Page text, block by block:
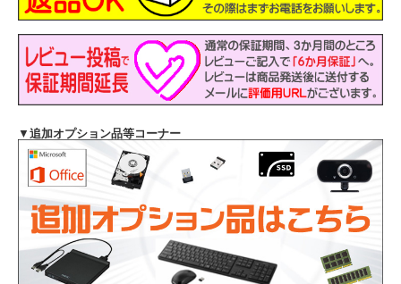
▼ 追加オプション品等コーナー